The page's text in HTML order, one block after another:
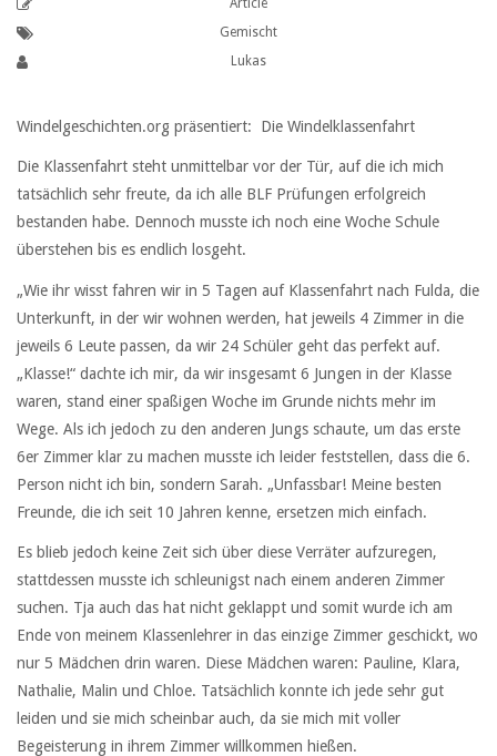
Article
Gemischt
Lukas
Windelgeschichten.org präsentiert: Die Windelklassenfahrt
Die Klassenfahrt steht unmittelbar vor der Tür, auf die ich mich
tatsächlich sehr freute, da ich alle BLF Prüfungen erfolgreich
bestanden habe. Dennoch musste ich noch eine Woche Schule
überstehen bis es endlich losgeht.
„Wie ihr wisst fahren wir in 5 Tagen auf Klassenfahrt nach Fulda, die
Unterkunft, in der wir wohnen werden, hat jeweils 4 Zimmer in die
jeweils 6 Leute passen, da wir 24 Schüler geht das perfekt auf.
„Klasse!“ dachte ich mir, da wir insgesamt 6 Jungen in der Klasse
waren, stand einer spaßigen Woche im Grunde nichts mehr im
Wege. Als ich jedoch zu den anderen Jungs schaute, um das erste
6er Zimmer klar zu machen musste ich leider feststellen, dass die 6.
Person nicht ich bin, sondern Sarah. „Unfassbar! Meine besten
Freunde, die ich seit 10 Jahren kenne, ersetzen mich einfach.
Es blieb jedoch keine Zeit sich über diese Verräter aufzuregen,
stattdessen musste ich schleunigst nach einem anderen Zimmer
suchen. Tja auch das hat nicht geklappt und somit wurde ich am
Ende von meinem Klassenlehrer in das einzige Zimmer geschickt, wo
nur 5 Mädchen drin waren. Diese Mädchen waren: Pauline, Klara,
Nathalie, Malin und Chloe. Tatsächlich konnte ich jede sehr gut
leiden und sie mich scheinbar auch, da sie mich mit voller
Begeisterung in ihrem Zimmer willkommen hießen.